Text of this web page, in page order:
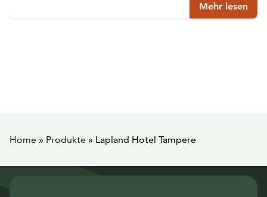
Mehr lesen
Home » Produkte » Lapland Hotel Tampere